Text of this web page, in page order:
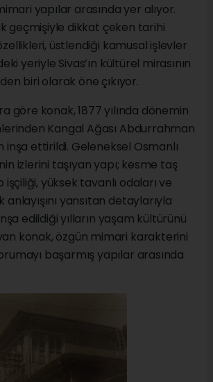
yapılar arasında yer alıyor.
geçmişiyle dikkat çeken tarihi
üstlendiği kamusal işlevler
yeriyle Sivas’ın kültürel mirasının
biri olarak öne çıkıyor.
göre konak, 1877 yılında dönemin
Kangal Ağası Abdurrahman
inşa ettirildi. Geleneksel Osmanlı
izlerini taşıyan yapı; kesme taş
işçiliği, yüksek tavanlı odaları ve
yansıtan detaylarıyla
edildiği yılların yaşam kültürünü
konak, özgün mimari karakterini
başarmış yapılar arasında